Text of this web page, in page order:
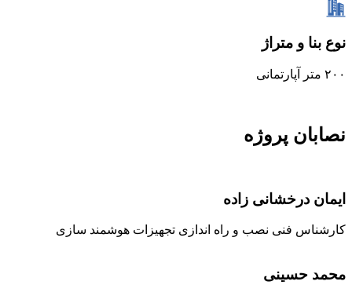
نوع بنا و متراژ
۲۰۰ متر آپارتمانی
نصابان پروژه
ایمان درخشانی زاده
کارشناس فنی نصب و راه اندازی تجهیزات هوشمند سازی
محمد حسینی